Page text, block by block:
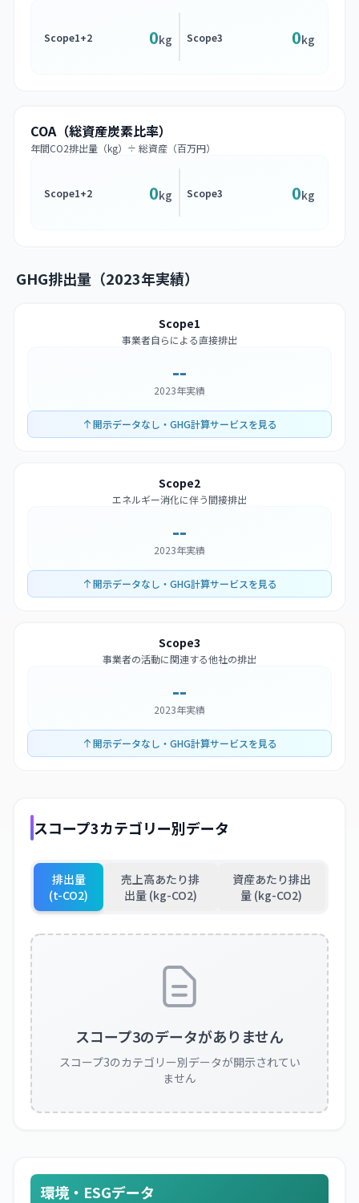
Scope1+2 0kg Scope3 0kg
COA（総資産炭素比率）
年間CO2排出量（kg）÷ 総資産（百万円）
Scope1+2 0kg Scope3 0kg
GHG排出量（2023年実績）
Scope1
事業者自らによる直接排出
--
2023年実績
開示データなし・GHG計算サービスを見る
Scope2
エネルギー消化に伴う間接排出
--
2023年実績
開示データなし・GHG計算サービスを見る
Scope3
事業者の活動に関連する他社の排出
--
2023年実績
開示データなし・GHG計算サービスを見る
スコープ3カテゴリー別データ
排出量
(t-CO2)
売上高あたり排
出量 (kg-CO2)
資産あたり排出
量 (kg-CO2)
スコープ3のデータがありません
スコープ3のカテゴリー別データが開示されてい
ません
環境・ESGデータ